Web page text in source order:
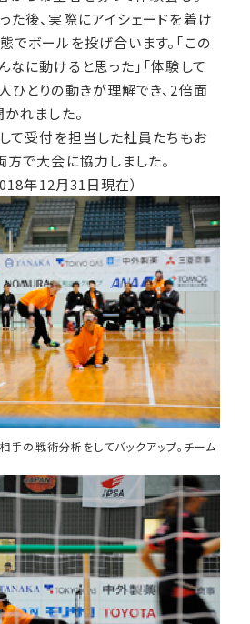
た後、実際にアイシェードを着け
でボールを投げ合います。「この
に動けると思った」「体験して
ひとりの動きが理解でき、2倍面
れました。
して受付を担当した社員たちもお
方で大会に協力しました。
年12月31日現在）
手の戦術分析をしてバックアップ。チーム